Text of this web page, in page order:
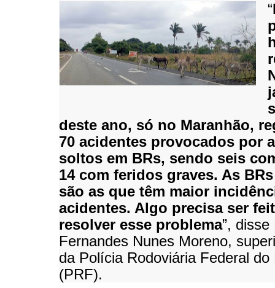
“
deste ano, só no Maranhão,
70 acidentes provocados por
soltos em BRs, sendo seis
14 com feridos graves. As BRs
são as que têm maior
acidentes. Algo precisa ser
resolver esse problema”, disse
Fernandes Nunes Moreno,
da Polícia Rodoviária Federal do
(PRF).